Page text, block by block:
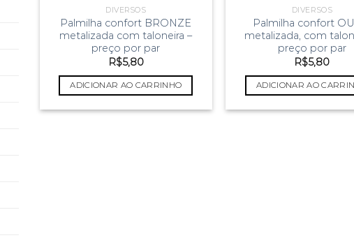
DIVERSOS
Palmilha confort BRONZE
metalizada com taloneira –
preço por par
R$5,80
ADICIONAR AO CARRINHO
DIVERSOS
Palmilha confort
metalizada, com
preço por par
R$5,80
ADICIONAR AO